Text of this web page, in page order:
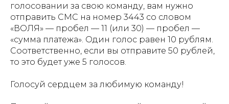
голосовании за свою команду, вам нужно
отправить СМС на номер 3443 со словом
«ВОЛЯ» — пробел — 11 (или 30) — пробел —
«сумма платежа». Один голос равен 10 рублям.
Соответственно, если вы отправите 50 рублей,
то это будет уже 5 голосов.
Голосуй сердцем за любимую команду!